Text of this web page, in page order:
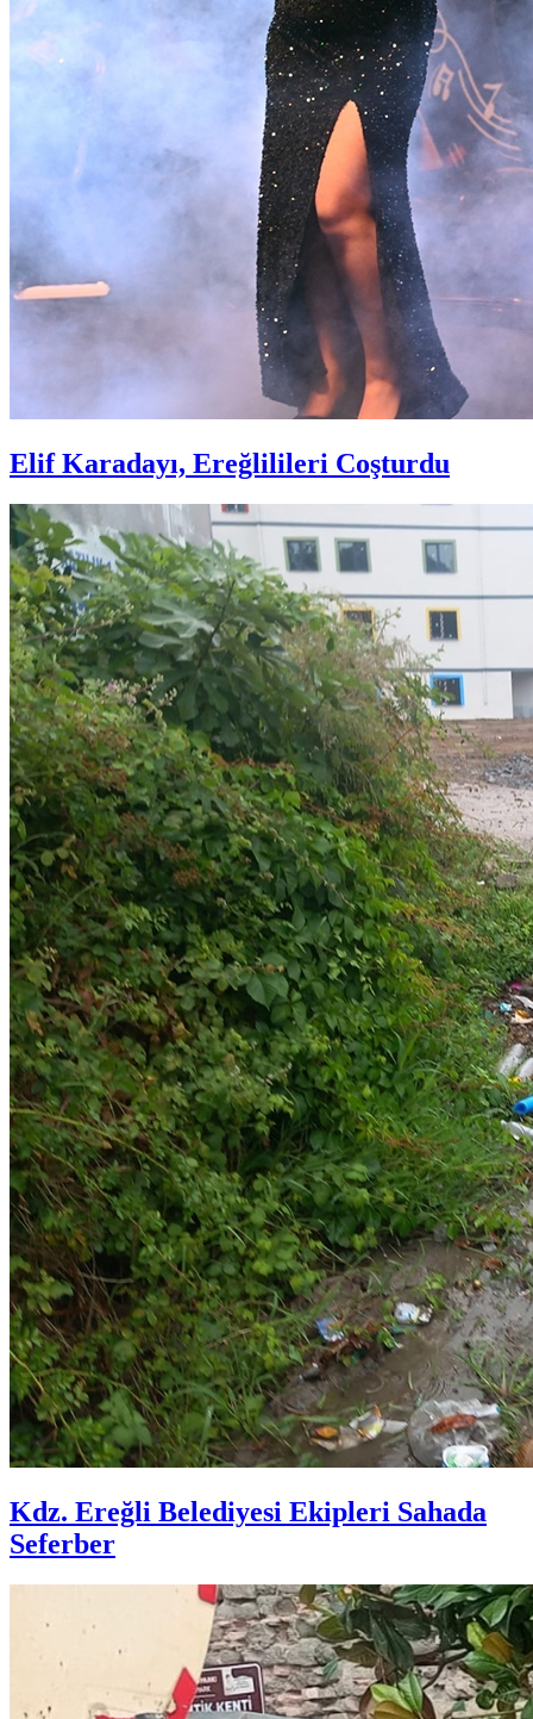
Elif Karadayı, Ereğlilileri Coşturdu
Kdz. Ereğli Belediyesi Ekipleri Sahada
Seferber